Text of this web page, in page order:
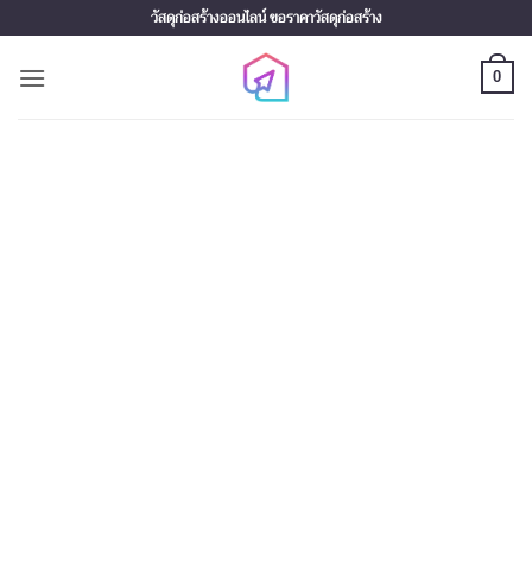
to
content
วัสดุก่อสร้างออนไลน์ ขอราคาวัสดุก่อสร้าง
0